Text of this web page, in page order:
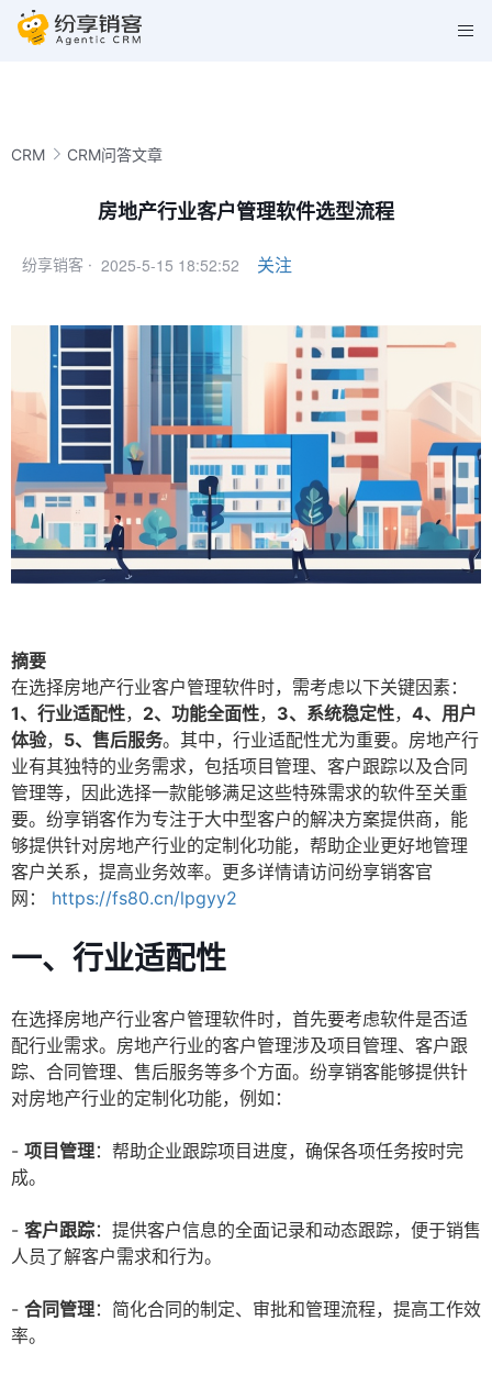
CRM CRM问答文章
房地产行业客户管理软件选型流程
纷享销客 · 2025-5-15 18:52:52 关注
摘要
在选择房地产行业客户管理软件时，需考虑以下关键因素：
1、行业适配性， 2、功能全面性， 3、系统稳定性， 4、用户
体验， 5、售后服务。其中，行业适配性尤为重要。房地产行
业有其独特的业务需求，包括项目管理、客户跟踪以及合同
管理等，因此选择一款能够满足这些特殊需求的软件至关重
要。纷享销客作为专注于大中型客户的解决方案提供商，能
够提供针对房地产行业的定制化功能，帮助企业更好地管理
客户关系，提高业务效率。更多详情请访问纷享销客官
网：
https://fs80.cn/lpgyy2
一、行业适配性
在选择房地产行业客户管理软件时，首先要考虑软件是否适
配行业需求。房地产行业的客户管理涉及项目管理、客户跟
踪、合同管理、售后服务等多个方面。纷享销客能够提供针
对房地产行业的定制化功能，例如：
- 项目管理：帮助企业跟踪项目进度，确保各项任务按时完
成。
- 客户跟踪：提供客户信息的全面记录和动态跟踪，便于销售
人员了解客户需求和行为。
- 合同管理：简化合同的制定、审批和管理流程，提高工作效
率。